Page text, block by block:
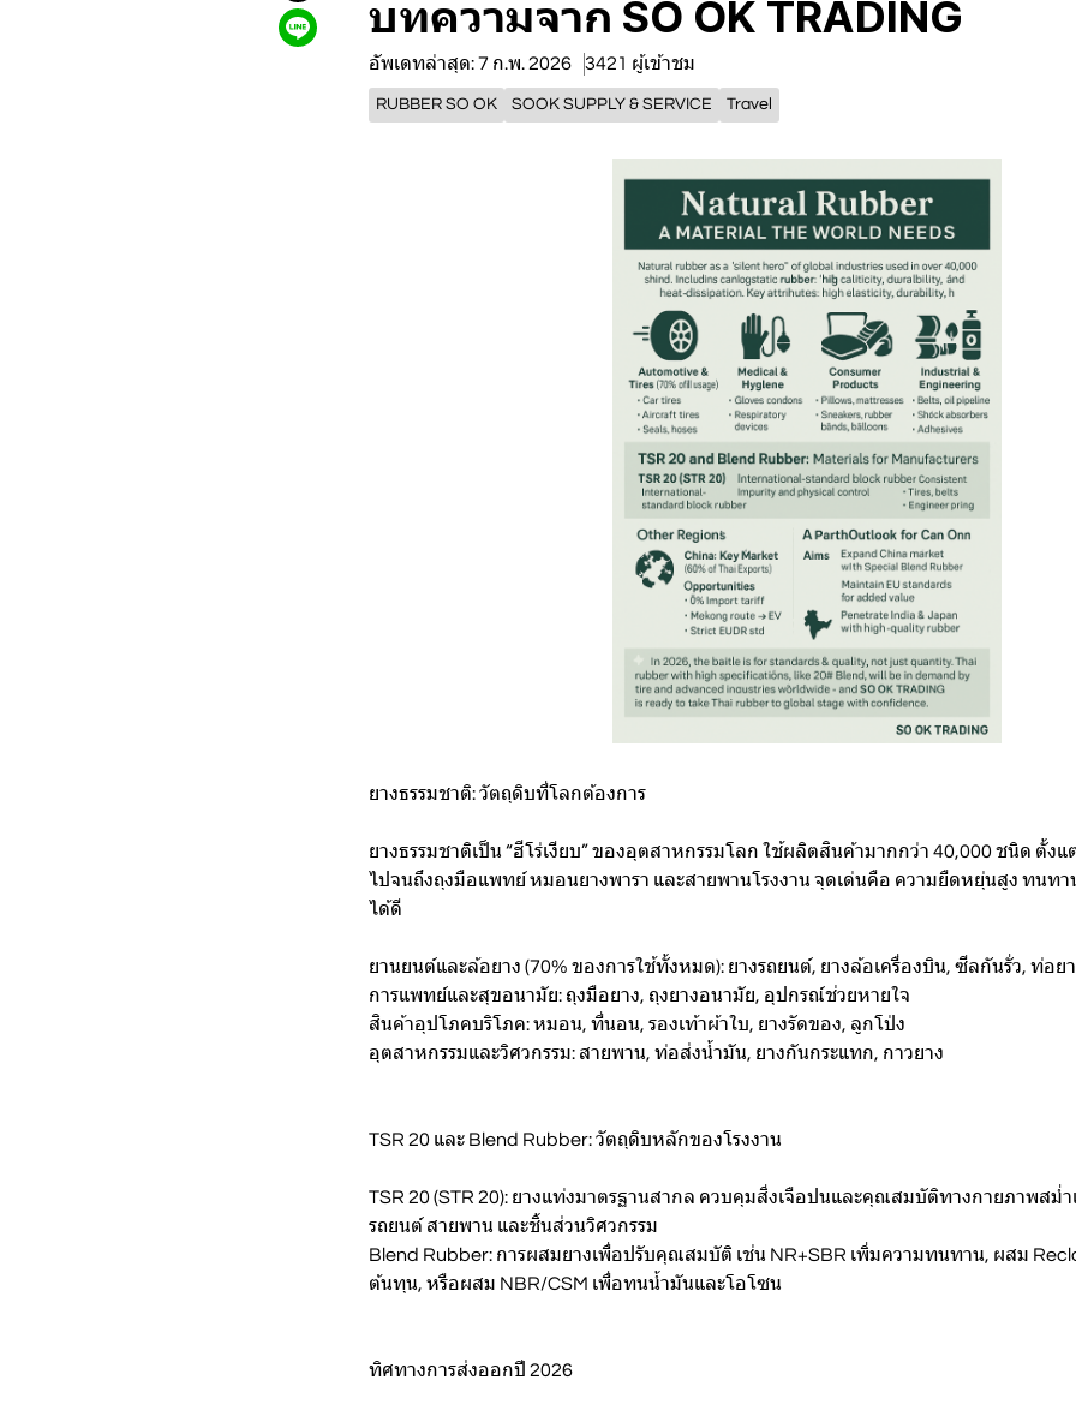
บทความจาก SO OK TRADING
อัพเดทล่าสุด: 7 ก.พ. 2026 3421 ผู้เข้าชม
RUBBER SO OK SOOK SUPPLY & SERVICE Travel
ยางธรรมชาติ: วัตถุดิบที่โลกต้องการ
ยางธรรมชาติเป็น “ฮีโร่เงียบ” ของอุตสาหกรรมโลก ใช้ผลิตสินค้ามากกว่า 40,000 ชนิด ตั้งแ
ไปจนถึงถุงมือแพทย์ หมอนยางพารา และสายพานโรงงาน จุดเด่นคือ ความยืดหยุ่นสูง ทนทา
ได้ดี
ยานยนต์และล้อยาง (70% ของการใช้ทั้งหมด): ยางรถยนต์, ยางล้อเครื่องบิน, ซีลกันรั่ว, ท่อย
การแพทย์และสุขอนามัย: ถุงมือยาง, ถุงยางอนามัย, อุปกรณ์ช่วยหายใจ
สินค้าอุปโภคบริโภค: หมอน, ที่นอน, รองเท้าผ้าใบ, ยางรัดของ, ลูกโป่ง
อุตสาหกรรมและวิศวกรรม: สายพาน, ท่อส่งน้ำมัน, ยางกันกระแทก, กาวยาง
TSR 20 และ Blend Rubber: วัตถุดิบหลักของโรงงาน
TSR 20 (STR 20): ยางแท่งมาตรฐานสากล ควบคุมสิ่งเจือปนและคุณสมบัติทางกายภาพสม่ำ
รถยนต์ สายพาน และชิ้นส่วนวิศวกรรม
Blend Rubber: การผสมยางเพื่อปรับคุณสมบัติ เช่น NR+SBR เพิ่มความทนทาน, ผสม
ต้นทุน, หรือผสม NBR/CSM เพื่อทนน้ำมันและโอโซน
ทิศทางการส่งออกปี 2026